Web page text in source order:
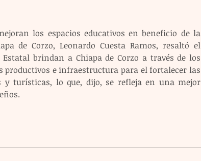
los espacios educativos en beneficio de la
de Corzo, Leonardo Cuesta Ramos, resaltó el
brindan a Chiapa de Corzo a través de los
productivos e infraestructura para el fortalecer las
y turísticas, lo que, dijo, se refleja en una mejor